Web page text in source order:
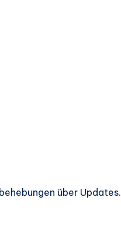
über Updates.